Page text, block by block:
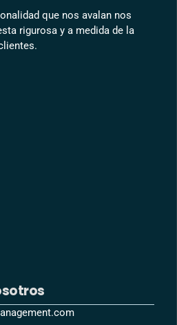
que nos avalan nos
rigurosa y a medida de la